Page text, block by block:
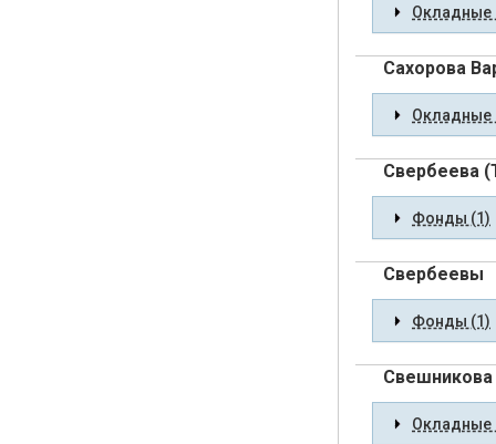
Окладные
Сахорова
Окладные
Свербеева
Фонды (1)
Свербеевы
Фонды (1)
Свешникова
Окладные